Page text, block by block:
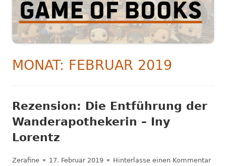
MONAT: FEBRUAR 2019
Rezension: Die Entführung der
Wanderapothekerin – Iny
Lorentz
Autor
Zerafine Veröffentlicht
17. Februar 2019 Hinterlasse einen Kommentarzu